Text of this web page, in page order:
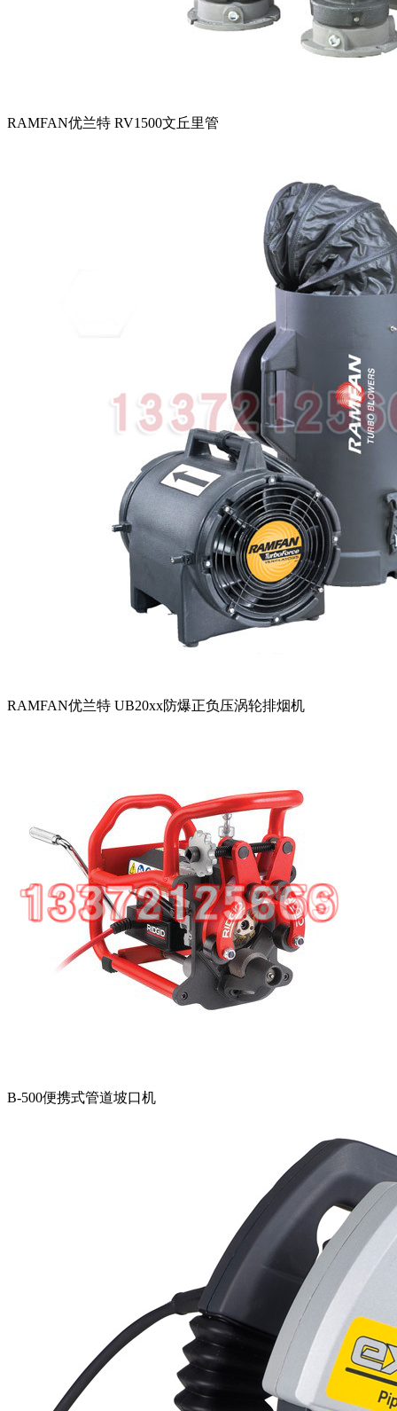
RAMFAN优兰特 RV1500文丘里管
RAMFAN优兰特 UB20xx防爆正负压涡轮排烟机
B-500便携式管道坡口机